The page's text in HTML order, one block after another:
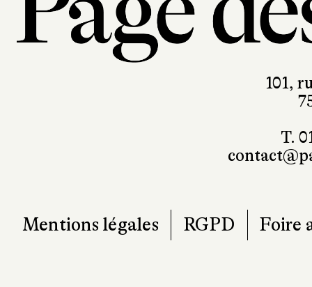
101,
T.
Mentions légales RGPD Foire